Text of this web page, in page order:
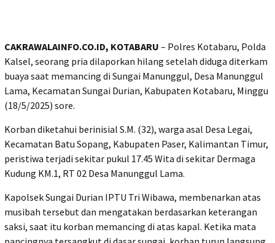
CAKRAWALAINFO.CO.ID, KOTABARU – Polres Kotabaru, Polda
Kalsel, seorang pria dilaporkan hilang setelah diduga diterkam
buaya saat memancing di Sungai Manunggul, Desa Manunggul
Lama, Kecamatan Sungai Durian, Kabupaten Kotabaru, Minggu
(18/5/2025) sore.
Korban diketahui berinisial S.M. (32), warga asal Desa Legai,
Kecamatan Batu Sopang, Kabupaten Paser, Kalimantan Timur,
peristiwa terjadi sekitar pukul 17.45 Wita di sekitar Dermaga
Kudung KM.1, RT 02 Desa Manunggul Lama.
Kapolsek Sungai Durian IPTU Tri Wibawa, membenarkan atas
musibah tersebut dan mengatakan berdasarkan keterangan
saksi, saat itu korban memancing di atas kapal. Ketika mata